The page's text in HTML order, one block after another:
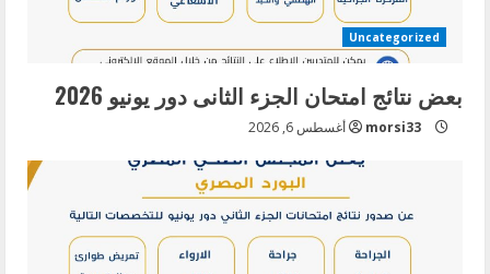
Uncategorized
بعض نتائج امتحان الجزء الثانى دور يونيو 2026
morsi33 أغسطس 6, 2026